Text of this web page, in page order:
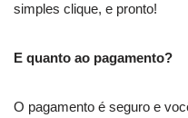
simples clique, e pronto!
E quanto ao pagamento?
O pagamento é seguro e